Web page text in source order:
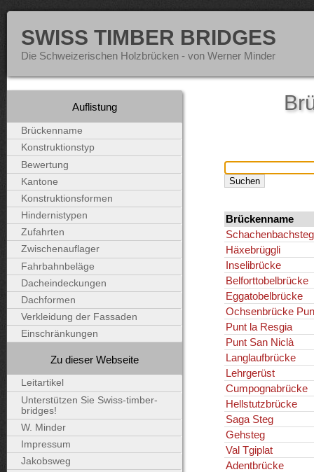
SWISS TIMBER BRIDGES
Die Schweizerischen Holzbrücken - von Werner Minder
Brückenname
Schachenbachsteg
Häxebrüggli
Inselibrücke
Belforttobelbrücke
Eggatobelbrücke
Ochsenbrücke
Punt la Resgia
Punt San Niclà
Langlaufbrücke
Lehrgerüst
Cumpognabrücke
Hellstutzbrücke
Saga Steg
Gehsteg
Val Tgiplat
Adentbrücke
Auflistung
Brückenname
Konstruktionstyp
Bewertung
Kantone
Konstruktionsformen
Hindernistypen
Zufahrten
Zwischenauflager
Fahrbahnbeläge
Dacheindeckungen
Dachformen
Verkleidung der Fassaden
Einschränkungen
Zu dieser Webseite
Leitartikel
Unterstützen Sie Swiss-timber-
bridges!
W. Minder
Impressum
Jakobsweg